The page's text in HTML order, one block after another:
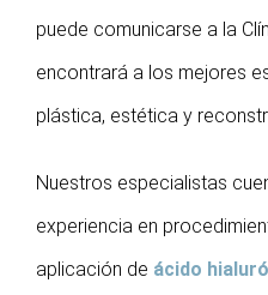
puede comunicarse a la
encontrará a los mejores
plástica, estética y
Nuestros especialistas
experiencia en
aplicación de ácido